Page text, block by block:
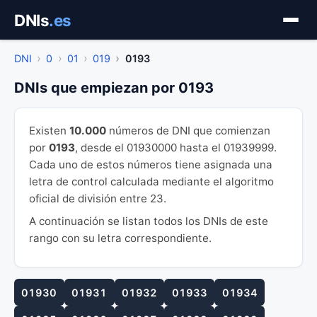
contenido
DNIs.es
DNI 0 01 019 0193
DNIs que empiezan por 0193
Existen 10.000 números de DNI que comienzan
por 0193, desde el 01930000 hasta el 01939999.
Cada uno de estos números tiene asignada una
letra de control calculada mediante el algoritmo
oficial de división entre 23.
A continuación se listan todos los DNIs de este
rango con su letra correspondiente.
01930 01931 01932 01933 01934